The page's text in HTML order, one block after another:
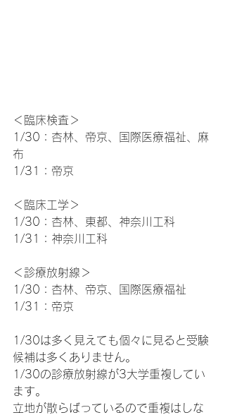
＜臨床検査＞
1/30：杏林、帝京、国際医療福祉、麻
布
1/31：帝京
＜臨床工学＞
1/30：杏林、東都、神奈川工科
1/31：神奈川工科
＜診療放射線＞
1/30：杏林、帝京、国際医療福祉
1/31：帝京
1/30は多く見えても個々に見ると受験
候補は多くありません。
1/30の診療放射線が3大学重複してい
ます。
立地が散らばっているので重複はしな